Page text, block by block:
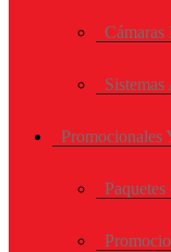
Promocionales